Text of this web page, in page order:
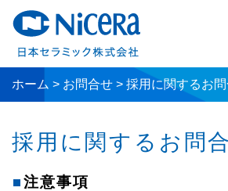
ホーム > お問合せ > 採用に関するお
採用に関するお問
注意事項